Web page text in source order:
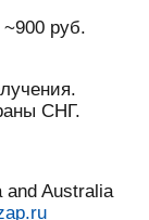
руб.
СНГ.
and Australia